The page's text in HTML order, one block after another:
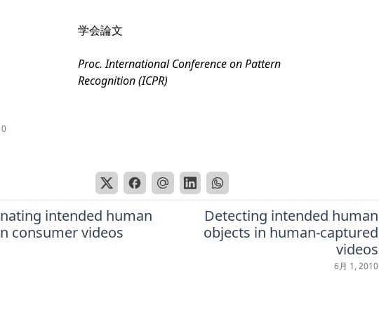
学会論文
Proc. International Conference on Pattern
Recognition (ICPR)
intended human
consumer videos
Detecting intended human
objects in human-captured
videos
6月 1, 2010